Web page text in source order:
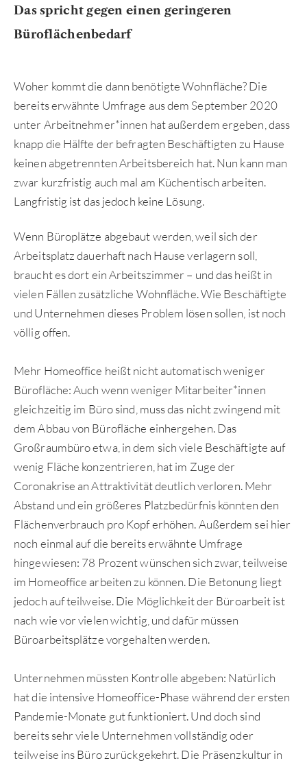
Das spricht gegen einen geringeren
Büroflächenbedarf
Woher kommt die dann benötigte Wohnfläche? Die
bereits erwähnte Umfrage aus dem September 2020
unter Arbeitnehmer*innen hat außerdem ergeben, dass
knapp die Hälfte der befragten Beschäftigten zu Hause
keinen abgetrennten Arbeitsbereich hat. Nun kann man
zwar kurzfristig auch mal am Küchentisch arbeiten.
Langfristig ist das jedoch keine Lösung.
Wenn Büroplätze abgebaut werden, weil sich der
Arbeitsplatz dauerhaft nach Hause verlagern soll,
braucht es dort ein Arbeitszimmer – und das heißt in
vielen Fällen zusätzliche Wohnfläche. Wie Beschäftigte
und Unternehmen dieses Problem lösen sollen, ist noch
völlig offen.
Mehr Homeoffice heißt nicht automatisch weniger
Bürofläche: Auch wenn weniger Mitarbeiter*innen
gleichzeitig im Büro sind, muss das nicht zwingend mit
dem Abbau von Bürofläche einhergehen. Das
Großraumbüro etwa, in dem sich viele Beschäftigte auf
wenig Fläche konzentrieren, hat im Zuge der
Coronakrise an Attraktivität deutlich verloren. Mehr
Abstand und ein größeres Platzbedürfnis könnten den
Flächenverbrauch pro Kopf erhöhen. Außerdem sei hier
noch einmal auf die bereits erwähnte Umfrage
hingewiesen: 78 Prozent wünschen sich zwar, teilweise
im Homeoffice arbeiten zu können. Die Betonung liegt
jedoch auf teilweise. Die Möglichkeit der Büroarbeit ist
nach wie vor vielen wichtig, und dafür müssen
Büroarbeitsplätze vorgehalten werden.
Unternehmen müssten Kontrolle abgeben: Natürlich
hat die intensive Homeoffice-Phase während der ersten
Pandemie-Monate gut funktioniert. Und doch sind
bereits sehr viele Unternehmen vollständig oder
teilweise ins Büro zurückgekehrt. Die Präsenzkultur in